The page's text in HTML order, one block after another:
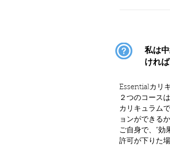
私は
けれ
Essentialカリ
２つのコース
カリキュラム
ョンができる
ご自身で、”効
許可が下りた